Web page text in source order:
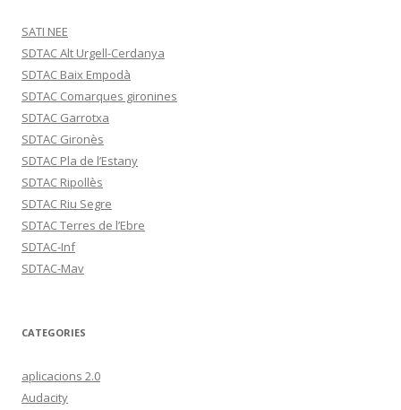
SATI NEE
SDTAC Alt Urgell-Cerdanya
SDTAC Baix Empodà
SDTAC Comarques gironines
SDTAC Garrotxa
SDTAC Gironès
SDTAC Pla de l’Estany
SDTAC Ripollès
SDTAC Riu Segre
SDTAC Terres de l’Ebre
SDTAC-Inf
SDTAC-Mav
CATEGORIES
aplicacions 2.0
Audacity